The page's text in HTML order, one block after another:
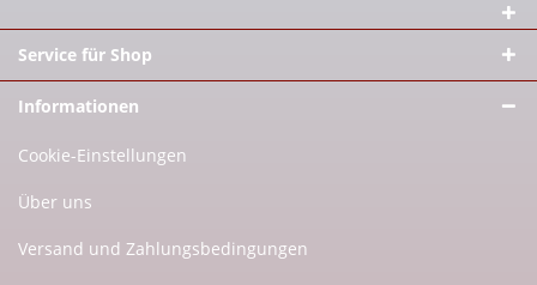
Service für Shop
Informationen
Cookie-Einstellungen
Über uns
Versand und Zahlungsbedingungen